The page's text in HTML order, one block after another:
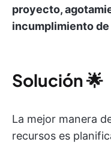
proyecto,
incumplimiento de
Solución🌟
La mejor manera
recursos es